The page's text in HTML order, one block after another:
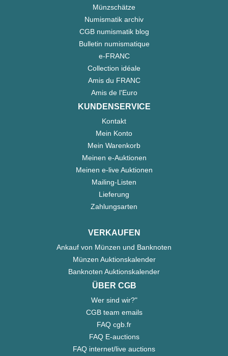
Münzschätze
Numismatik archiv
CGB numismatik blog
Bulletin numismatique
e-FRANC
Collection idéale
Amis du FRANC
Amis de l'Euro
KUNDENSERVICE
Kontakt
Mein Konto
Mein Warenkorb
Meinen e-Auktionen
Meinen e-live Auktionen
Mailing-Listen
Lieferung
Zahlungsarten
VERKAUFEN
Ankauf von Münzen und Banknoten
Münzen Auktionskalender
Banknoten Auktionskalender
ÜBER CGB
Wer sind wir?"
CGB team emails
FAQ cgb.fr
FAQ E-auctions
FAQ internet/live auctions